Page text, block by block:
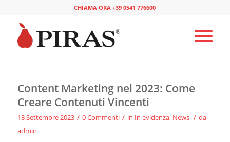
CHIAMA ORA +39 0541 776600
Content Marketing nel 2023: Come
Creare Contenuti Vincenti
18 Settembre 2023 / 0 Commenti / in In evidenza, News / da
admin